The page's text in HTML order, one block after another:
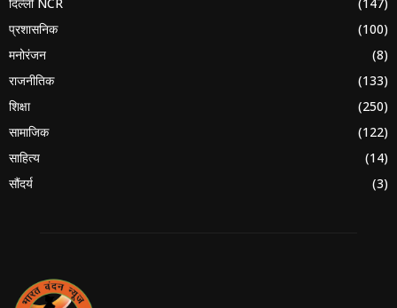
प्रशासनिक
(100)
मनोरंजन
(8)
राजनीतिक
(133)
शिक्षा
(250)
सामाजिक
(122)
साहित्य
(14)
सौंदर्य
(3)